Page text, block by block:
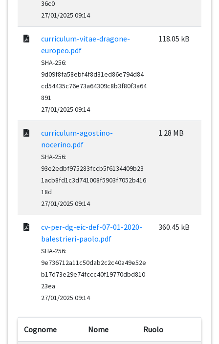
36c0
27/01/2025 09:14
curriculum-vitae-dragone-
europeo.pdf
SHA-256:
9d09f8fa58ebf4f8d31ed86e794d84
cd54435c76e73a64309c8b3f80f3a64
891
27/01/2025 09:14
118.05 kB
curriculum-agostino-
nocerino.pdf
SHA-256:
93e2edbf975283fccb5f6134409b23
1acb8fd1c3d741008f5903f7052b416
18d
27/01/2025 09:14
1.28 MB
cv-per-dg-eic-def-07-01-2020-
balestrieri-paolo.pdf
SHA-256:
9e736712a11c50dab2c2c40a49e52e
b17d73e29e74fccc40f19770dbd810
23ea
27/01/2025 09:14
360.45 kB
Cognome Nome Ruolo